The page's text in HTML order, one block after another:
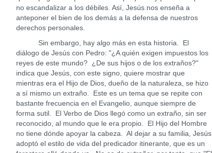
no escandalizar a los débiles. Así, Jesús nos enseña a
anteponer el bien de los demás a la defensa de nuestros
derechos personales.
Sin embargo, hay algo más en esta historia. El
diálogo de Jesús con Pedro: "¿A quién exigen impuestos los
reyes de este mundo? ¿De sus hijos o de los extraños?"
indica que Jesús, con este signo, quiere mostrar que
mientras era el Hijo de Dios, dueño de la naturaleza, se hizo
a sí mismo un extraño. Este es un tema que se repite con
bastante frecuencia en el Evangelio, aunque siempre de
forma sutil. El Verbo de Dios llegó como un extraño, sin ser
reconocido, al mundo que le era propio. El Hijo del Hombre
no tiene dónde apoyar la cabeza. Al dejar a su familia, Jesús
adoptó el estilo de vida del predicador itinerante, que es un